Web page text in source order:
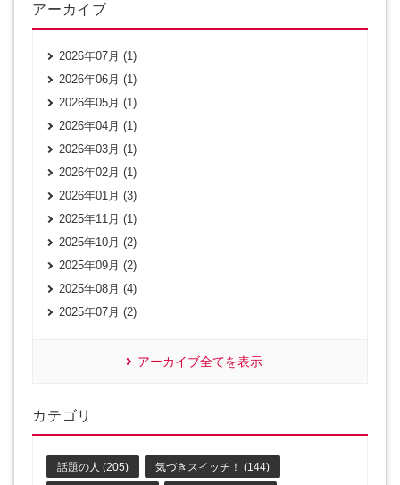
アーカイブ
2026年07月 (1)
2026年06月 (1)
2026年05月 (1)
2026年04月 (1)
2026年03月 (1)
2026年02月 (1)
2026年01月 (3)
2025年11月 (1)
2025年10月 (2)
2025年09月 (2)
2025年08月 (4)
2025年07月 (2)
アーカイブ全てを表示
カテゴリ
話題の人 (205) 気づきスイッチ！ (144)